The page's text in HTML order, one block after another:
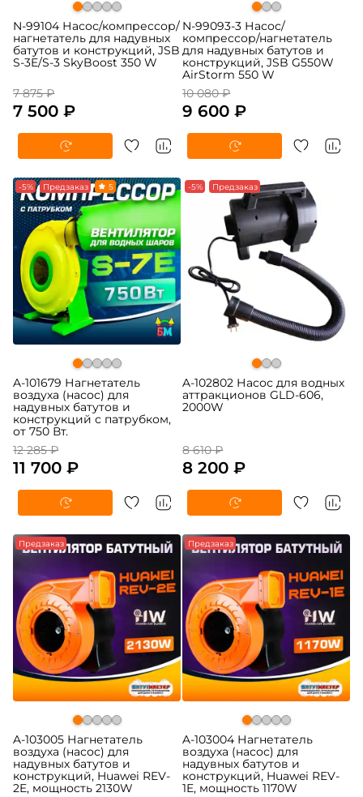
N-99104 Насос/компрессор/
нагнетатель для надувных
батутов и конструкций, JSB
S-3E/S-3 SkyBoost 350 W
7 875 ₽
7 500 ₽
N-99093-3 Насос/
компрессор/нагнетатель
для надувных батутов и
конструкций, JSB G550W
AirStorm 550 W
10 080 ₽
9 600 ₽
-5% Предзаказ 5
A-101679 Нагнетатель
воздуха (насос) для
надувных батутов и
конструкций с патрубком,
от 750 Вт.
12 285 ₽
11 700 ₽
-5% Предзаказ
A-102802 Насос для водных
аттракционов GLD-606,
2000W
8 610 ₽
8 200 ₽
Предзаказ
A-103005 Нагнетатель
воздуха (насос) для
надувных батутов и
конструкций, Huawei REV-
2E, мощность 2130W
Предзаказ
A-103004 Нагнетатель
воздуха (насос) для
надувных батутов и
конструкций, Huawei REV-
1E, мощность 1170W